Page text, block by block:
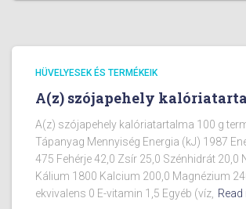
HÜVELYESEK ÉS TERMÉKEIK
A(z) szójapehely
A(z) szójapehely kalóriatartalma 100 g
Tápanyag Mennyiség Energia (kJ) 1987
475 Fehérje 42,0 Zsír 25,0 Szénhidrát 20,0
Kálium 1800 Kalcium 200,0 Magnézium
ekvivalens 0 E-vitamin 1,5 Egyéb (víz, Read